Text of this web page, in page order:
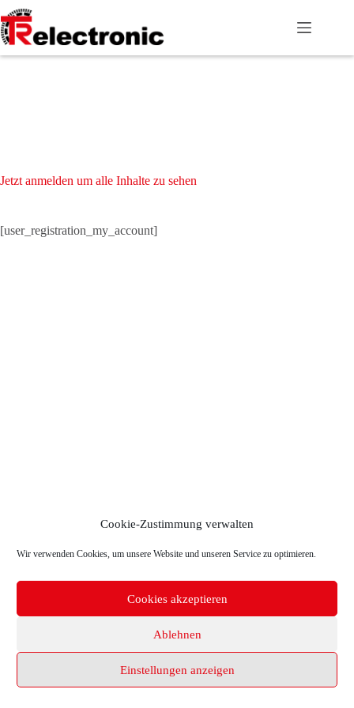
Cookie-Zustimmung verwalten
Wir verwenden Cookies, um unsere Website und unseren Service zu optimieren.
Cookies akzeptieren
Ablehnen
Einstellungen anzeigen
Zum
Inhalt
springen
Jetzt anmelden um alle Inhalte zu sehen
[user_registration_my_account]
Copyright © 2026 TR-Electronic GmbH
Home Kontakt Impressum
Datenschutz